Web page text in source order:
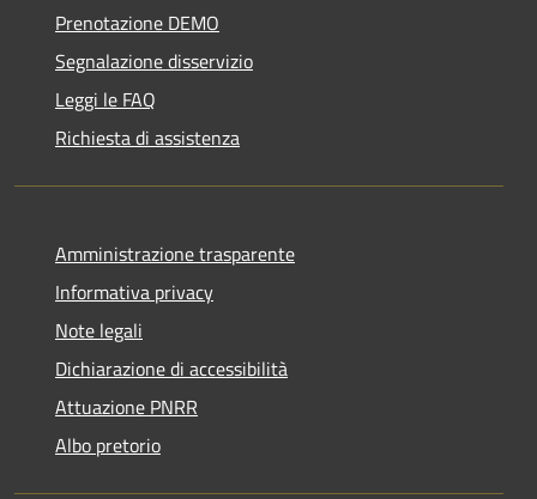
Prenotazione DEMO
Segnalazione disservizio
Leggi le FAQ
Richiesta di assistenza
Amministrazione trasparente
Informativa privacy
Note legali
Dichiarazione di accessibilità
Attuazione PNRR
Albo pretorio